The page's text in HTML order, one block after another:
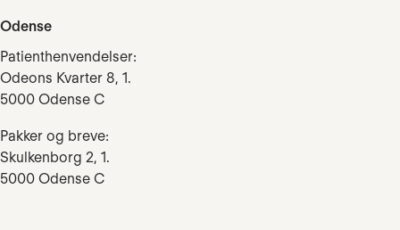
Odense
Patienthenvendelser:
Odeons Kvarter 8, 1.
5000 Odense C
Pakker og breve:
Skulkenborg 2, 1.
5000 Odense C